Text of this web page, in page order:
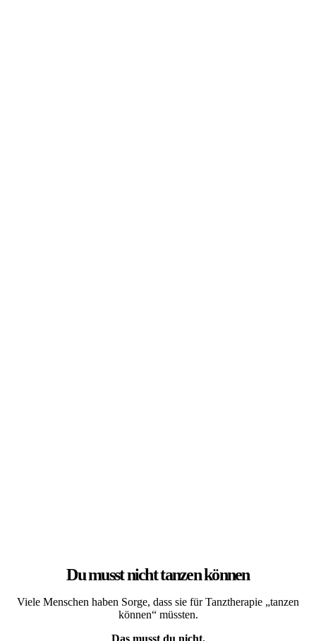
Du musst nicht tanzen können
Viele Menschen haben Sorge, dass sie für Tanztherapie „tanzen
können“ müssten.
Das musst du nicht.